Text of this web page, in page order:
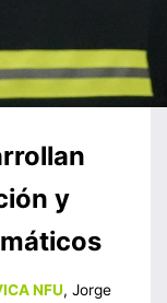
y
NFU, Jorge